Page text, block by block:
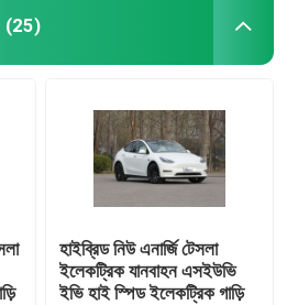
(25)
হাইব্রিড নিউ এনার্জি টেসলা
ইলেকট্রিক যানবাহন এসইউভি
ইভি হাই স্পিড ইলেকট্রিক গাড়ি